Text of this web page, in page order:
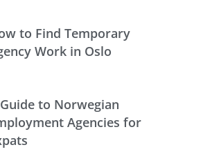
to Find Temporary
Work in Oslo
to Norwegian
Agencies for